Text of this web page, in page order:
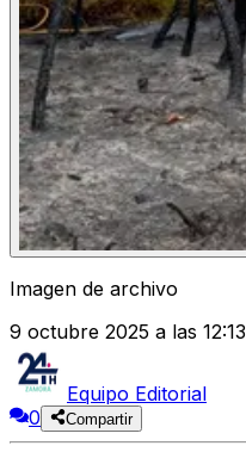
Imagen de archivo
9 octubre 2025 a las 12:13
Equipo Editorial
0
Compartir